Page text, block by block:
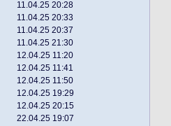
11.04.25 20:28
11.04.25 20:33
11.04.25 20:37
11.04.25 21:30
12.04.25 11:20
12.04.25 11:41
12.04.25 11:50
12.04.25 19:29
12.04.25 20:15
22.04.25 19:07